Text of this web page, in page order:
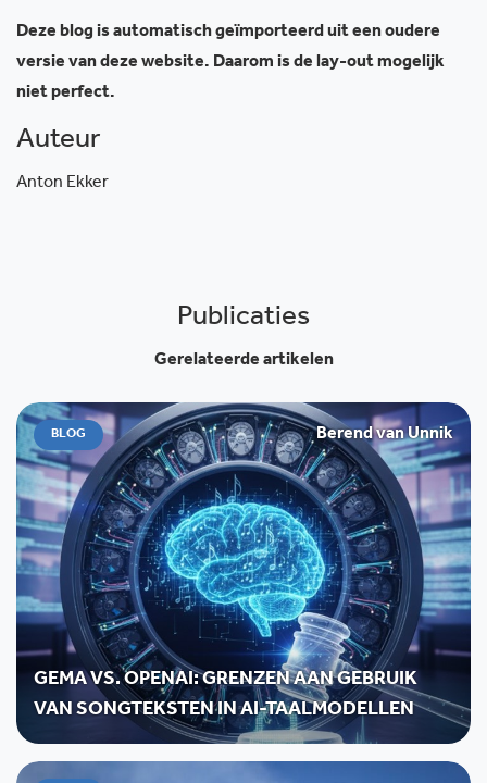
Deze blog is automatisch geïmporteerd uit een oudere
versie van deze website. Daarom is de lay-out mogelijk
niet perfect.
Auteur
Anton Ekker
Publicaties
Gerelateerde artikelen
BLOG Berend van Unnik
GEMA VS. OPENAI: GRENZEN AAN GEBRUIK
VAN SONGTEKSTEN IN AI-TAALMODELLEN